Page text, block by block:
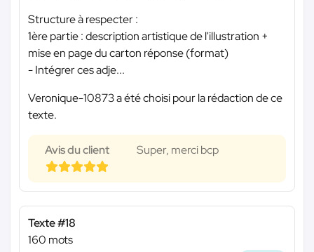
Structure à respecter :
1ère partie : description artistique de l'illustration +
mise en page du carton réponse (format)
- Intégrer ces adje...
Veronique-10873 a été choisi pour la rédaction de ce
texte.
Avis du client Super, merci bcp
Texte #18
160 mots